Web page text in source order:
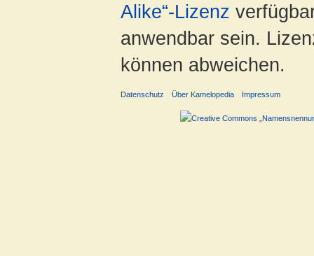
Alike“-Lizenz
anwendbar sein.
können abweichen.
Datenschutz Über Kamelopedia Impressum